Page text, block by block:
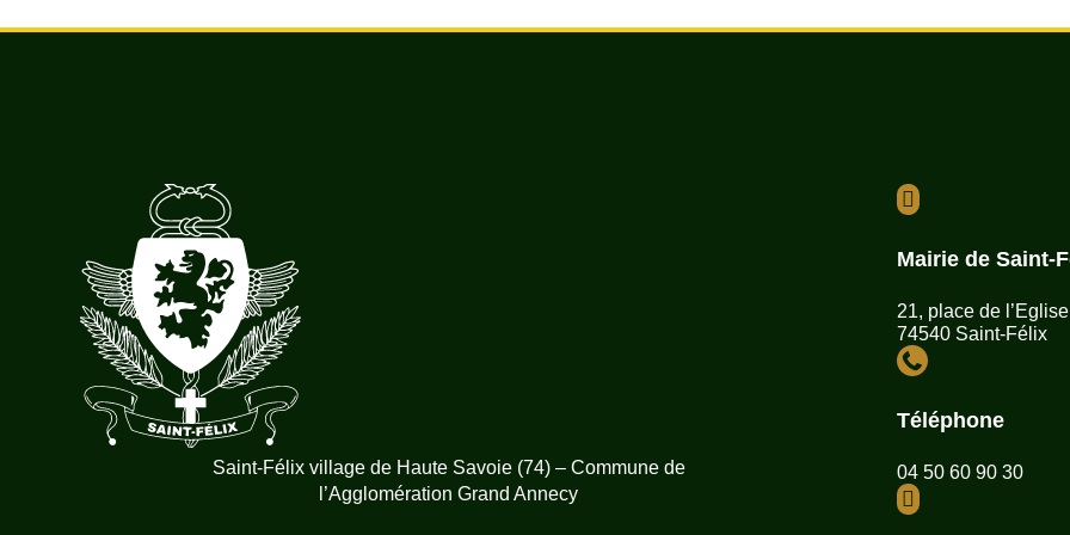
Saint-Félix village de Haute Savoie (74) – Commune de
l’Agglomération Grand Annecy

Mairie de Saint-
21, place de l’Eglise
74540 Saint-Félix

Téléphone
04 50 60 90 30
